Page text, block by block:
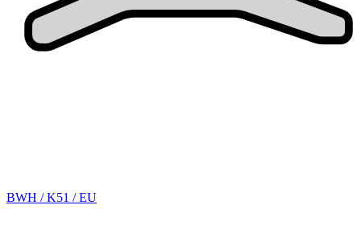
BWH / K51 / EU